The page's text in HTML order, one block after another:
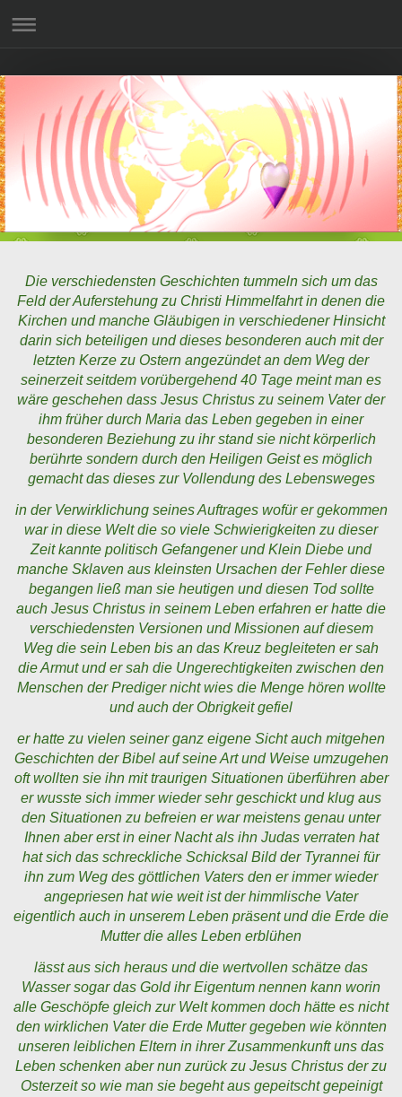
Die verschiedensten Geschichten tummeln sich um das
Feld der Auferstehung zu Christi Himmelfahrt in denen die
Kirchen und manche Gläubigen in verschiedener Hinsicht
darin sich beteiligen und dieses besonderen auch mit der
letzten Kerze zu Ostern angezündet an dem Weg der
seinerzeit seitdem vorübergehend 40 Tage meint man es
wäre geschehen dass Jesus Christus zu seinem Vater der
ihm früher durch Maria das Leben gegeben in einer
besonderen Beziehung zu ihr stand sie nicht körperlich
berührte sondern durch den Heiligen Geist es möglich
gemacht das dieses zur Vollendung des Lebensweges
in der Verwirklichung seines Auftrages wofür er gekommen
war in diese Welt die so viele Schwierigkeiten zu dieser
Zeit kannte politisch Gefangener und Klein Diebe und
manche Sklaven aus kleinsten Ursachen der Fehler diese
begangen ließ man sie heutigen und diesen Tod sollte
auch Jesus Christus in seinem Leben erfahren er hatte die
verschiedensten Versionen und Missionen auf diesem
Weg die sein Leben bis an das Kreuz begleiteten er sah
die Armut und er sah die Ungerechtigkeiten zwischen den
Menschen der Prediger nicht wies die Menge hören wollte
und auch der Obrigkeit gefiel
er hatte zu vielen seiner ganz eigene Sicht auch mitgehen
Geschichten der Bibel auf seine Art und Weise umzugehen
oft wollten sie ihn mit traurigen Situationen überführen aber
er wusste sich immer wieder sehr geschickt und klug aus
den Situationen zu befreien er war meistens genau unter
Ihnen aber erst in einer Nacht als ihn Judas verraten hat
hat sich das schreckliche Schicksal Bild der Tyrannei für
ihn zum Weg des göttlichen Vaters den er immer wieder
angepriesen hat wie weit ist der himmlische Vater
eigentlich auch in unserem Leben präsent und die Erde die
Mutter die alles Leben erblühen
lässt aus sich heraus und die wertvollen schätze das
Wasser sogar das Gold ihr Eigentum nennen kann worin
alle Geschöpfe gleich zur Welt kommen doch hätte es nicht
den wirklichen Vater die Erde Mutter gegeben wie könnten
unseren leiblichen Eltern in ihrer Zusammenkunft uns das
Leben schenken aber nun zurück zu Jesus Christus der zu
Osterzeit so wie man sie begeht aus gepeitscht gepeinigt